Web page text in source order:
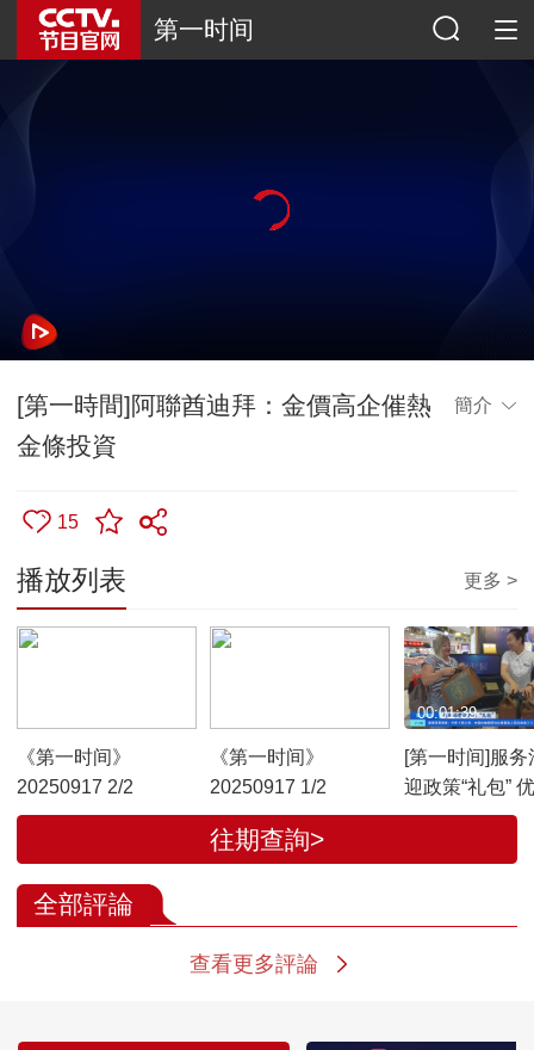
第一时间
[第一時間]阿聯酋迪拜：金價高企催熱
金條投資
簡介
15
播放列表 更多 >
《第一时间》
20250917 2/2
《第一时间》
20250917 1/2
[第一时间]服务
迎政策“礼包”
境退税政策 助
00:01:39
往期查詢>
全部評論
查看更多評論